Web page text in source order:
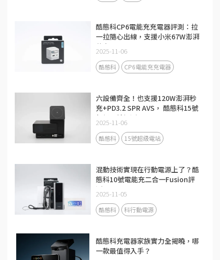
酷態科CP6電能充充電器評測：拉
一拉隨心出線，支援小米67W澎湃
秒充！
2025-11-06
酷態科 CP6電能充充電器
六設備齊全！也支援120W澎湃秒
充+PD3.2 SPR AVS， 酷態科15號
超級電站評測
2025-11-06
酷態科 15號超級電站
混動技術實現在行動電源上了？酷
態科10號電能充二合一Fusion評
測
2025-11-05
酷態科 科行動電源
酷態科充電器家族實力全揭曉，哪
一款最值得入手？